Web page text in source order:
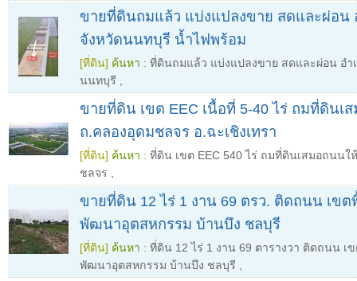
ขายที่ดินถมแล้ว แบ่งแปลงขาย สดและผ่อน
จังหวัดนนทบุรี น้ำไฟพร้อม
[ที่ดิน] ค้นหา : ที่ดินถมแล้ว แบ่งแปลงขาย สดและผ่อน อำ
นนทบุรี
ขายที่ดิน เขต EEC เนื้อที่ 5-40 ไร่ ถมที่ดินเ
ถ.คลองอุดมชลจร อ.ฉะเชิงเทรา
[ที่ดิน] ค้นหา : ที่ดิน เขต EEC 540 ไร่ ถมที่ดินเสมอถนนใ
ชลจร
ขายที่ดิน 12 ไร่ 1 งาน 69 ตรว. ติดถนน เข
พัฒนาอุตสหกรรม บ้านบึง ชลบุรี
[ที่ดิน] ค้นหา : ที่ดิน 12 ไร่ 1 งาน 69 ตารางวา ติดถนน เ
พัฒนาอุตสหกรรม บ้านบึง ชลบุรี